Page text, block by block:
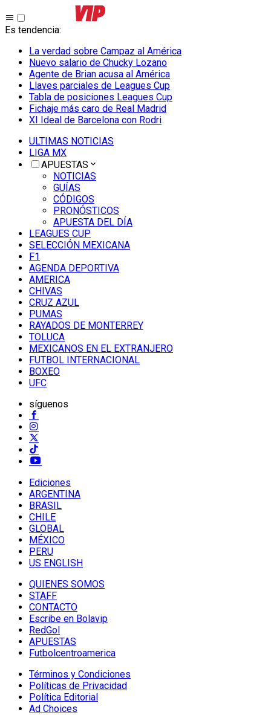
Es tendencia:
La verdad sobre Campaz al América
Nuevo salario de Chucky Lozano
Agente de Brian acusa al América
Llaves parciales de Leagues Cup
Tabla de posiciones Leagues Cup
Fichaje más caro de Real Madrid
XI Ideal de Barcelona con Rodri
ULTIMAS NOTICIAS
LIGA MX
APUESTAS
NOTICIAS
GUÍAS
CÓDIGOS
PRONÓSTICOS
APUESTA DEL DÍA
LEAGUES CUP
SELECCIÓN MEXICANA
F1
AGENDA DEPORTIVA
AMERICA
CHIVAS
CRUZ AZUL
PUMAS
RAYADOS DE MONTERREY
TOLUCA
MEXICANOS EN EL EXTRANJERO
FUTBOL INTERNACIONAL
BOXEO
UFC
síguenos
Ediciones
ARGENTINA
BRASIL
CHILE
GLOBAL
MÉXICO
PERU
US ENGLISH
QUIENES SOMOS
STAFF
CONTACTO
Escribe en Bolavip
RedGol
APUESTAS
Futbolcentroamerica
Términos y Condiciones
Políticas de Privacidad
Política Editorial
Ad Choices